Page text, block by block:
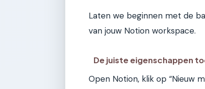
Laten we beginnen met de
van jouw Notion workspace.
De juiste eigenschappen
Open Notion, klik op “Nieuw